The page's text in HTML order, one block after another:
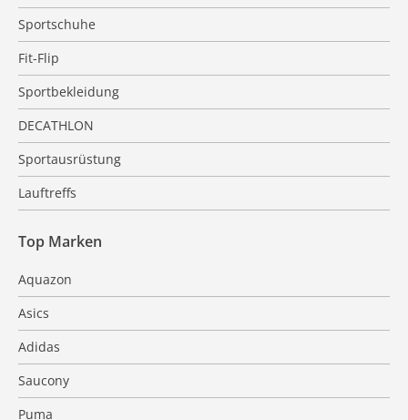
Sportschuhe
Fit-Flip
Sportbekleidung
DECATHLON
Sportausrüstung
Lauftreffs
Top Marken
Aquazon
Asics
Adidas
Saucony
Puma